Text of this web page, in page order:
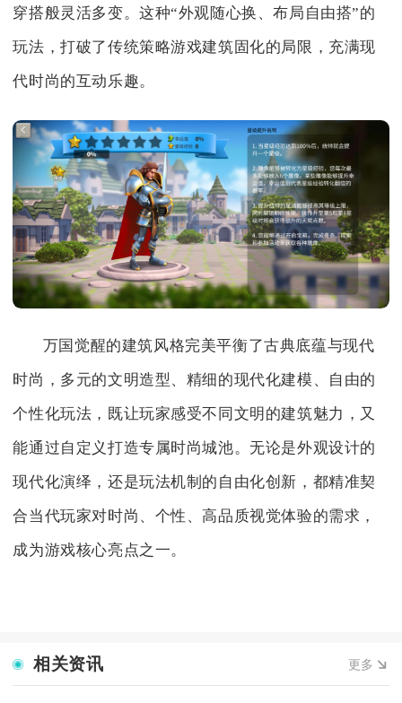
穿搭般灵活多变。这种“外观随心换、布局自由搭”的
玩法，打破了传统策略游戏建筑固化的局限，充满现
代时尚的互动乐趣。
万国觉醒的建筑风格完美平衡了古典底蕴与现代
时尚，多元的文明造型、精细的现代化建模、自由的
个性化玩法，既让玩家感受不同文明的建筑魅力，又
能通过自定义打造专属时尚城池。无论是外观设计的
现代化演绎，还是玩法机制的自由化创新，都精准契
合当代玩家对时尚、个性、高品质视觉体验的需求，
成为游戏核心亮点之一。
相关资讯 更多